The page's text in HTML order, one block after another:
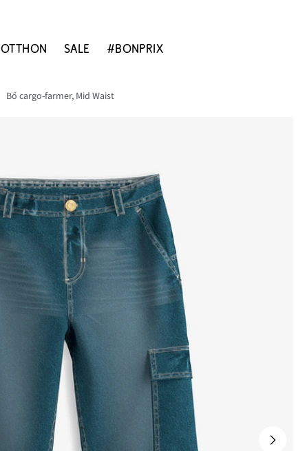
OTTHON SALE #BONPRIX
Bő cargo-farmer, Mid Waist